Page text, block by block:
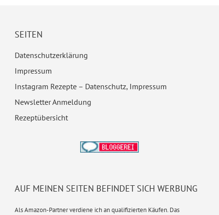
SEITEN
Datenschutzerklärung
Impressum
Instagram Rezepte – Datenschutz, Impressum
Newsletter Anmeldung
Rezeptübersicht
AUF MEINEN SEITEN BEFINDET SICH WERBUNG
Als Amazon-Partner verdiene ich an qualifizierten Käufen. Das